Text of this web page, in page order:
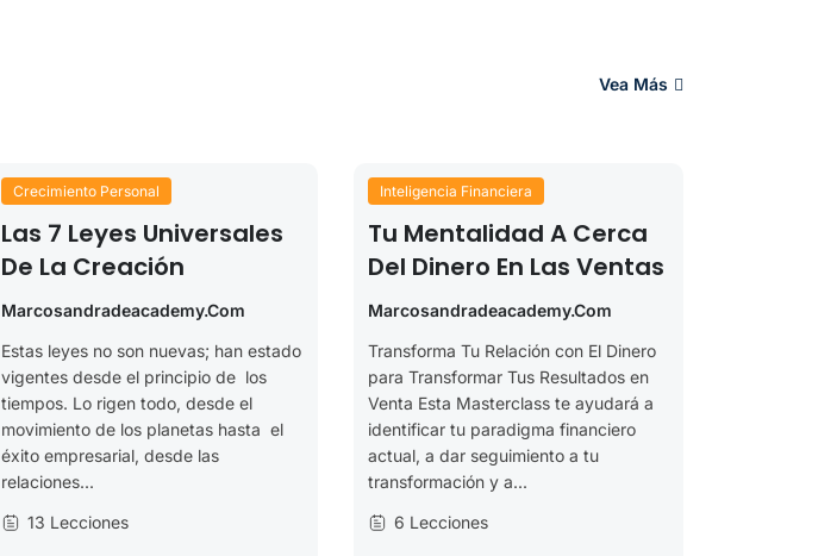
Vea Más
Crecimiento Personal
Las 7 Leyes Universales
De La Creación
Marcosandradeacademy.com
Estas leyes no son nuevas; han estado
vigentes desde el principio de los
tiempos. Lo rigen todo, desde el
movimiento de los planetas hasta el
éxito empresarial, desde las
relaciones...
13 Lecciones
Inteligencia Financiera
Tu Mentalidad A Cerca
Del Dinero En Las Ventas
Marcosandradeacademy.com
Transforma Tu Relación con El Dinero
para Transformar Tus Resultados en
Venta Esta Masterclass te ayudará a
identificar tu paradigma financiero
actual, a dar seguimiento a tu
transformación y a...
6 Lecciones